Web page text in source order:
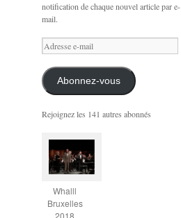
notification de chaque nouvel article par e-
mail.
Adresse
e-
mail
Abonnez-vous
Rejoignez les 141 autres abonnés
Whalll
Bruxelles
2018